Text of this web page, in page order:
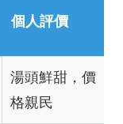
個人評價
湯頭鮮甜，價
格親民